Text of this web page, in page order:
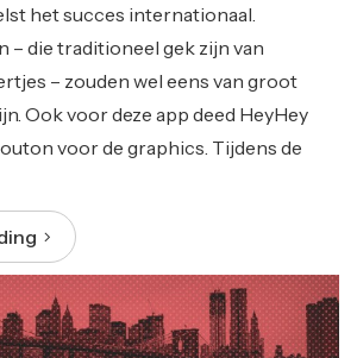
het succes internationaal.
– die traditioneel gek zijn van
– zouden wel eens van groot
Ook voor deze app deed HeyHey
voor de graphics. Tijdens de